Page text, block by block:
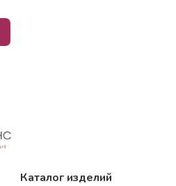
Каталог изделий